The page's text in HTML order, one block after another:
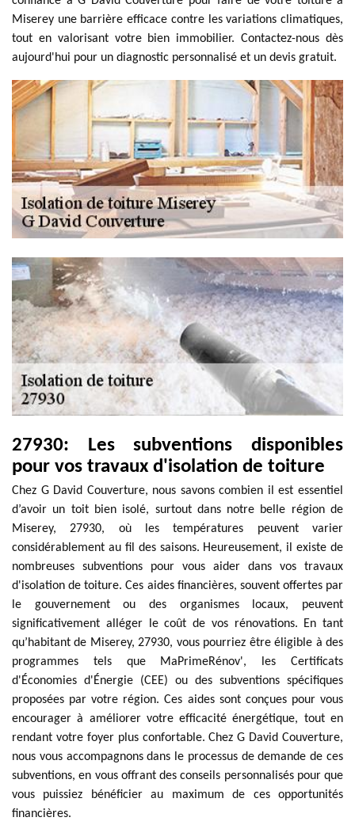
Miserey une barrière efficace contre les variations climatiques,
tout en valorisant votre bien immobilier. Contactez-nous dès
aujourd'hui pour un diagnostic personnalisé et un devis gratuit.
27930: Les subventions disponibles
pour vos travaux d'isolation de toiture
Chez G David Couverture, nous savons combien il est essentiel
d’avoir un toit bien isolé, surtout dans notre belle région de
Miserey, 27930, où les températures peuvent varier
considérablement au fil des saisons. Heureusement, il existe de
nombreuses subventions pour vous aider dans vos travaux
d'isolation de toiture. Ces aides financières, souvent offertes par
le gouvernement ou des organismes locaux, peuvent
significativement alléger le coût de vos rénovations. En tant
qu’habitant de Miserey, 27930, vous pourriez être éligible à des
programmes tels que MaPrimeRénov', les Certificats
d'Économies d'Énergie (CEE) ou des subventions spécifiques
proposées par votre région. Ces aides sont conçues pour vous
encourager à améliorer votre efficacité énergétique, tout en
rendant votre foyer plus confortable. Chez G David Couverture,
nous vous accompagnons dans le processus de demande de ces
subventions, en vous offrant des conseils personnalisés pour que
vous puissiez bénéficier au maximum de ces opportunités
financières.